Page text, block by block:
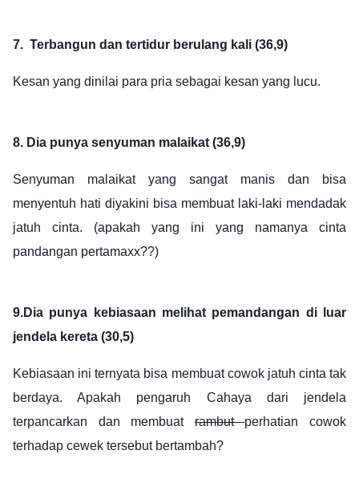
7. Terbangun dan tertidur berulang kali (36,9)
Kesan yang dinilai para pria sebagai kesan yang lucu.
8. Dia punya senyuman malaikat (36,9)
Senyuman malaikat yang sangat manis dan bisa
menyentuh hati diyakini bisa membuat laki-laki mendadak
jatuh cinta. (apakah yang ini yang namanya cinta
pandangan pertamaxx??)
9.Dia punya kebiasaan melihat pemandangan di luar
jendela kereta (30,5)
Kebiasaan ini ternyata bisa membuat cowok jatuh cinta tak
berdaya. Apakah pengaruh Cahaya dari jendela
terpancarkan dan membuatrambutperhatian cowok
terhadap cewek tersebut bertambah?